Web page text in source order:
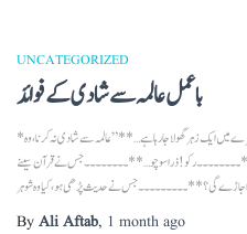
UNCATEGORIZED
با عمل عالمہ سے شادی کے فوائد
*۔۔۔۔۔”با عمل عالمہ سے شادی…”**۔۔۔۔۔۔۔۔۔آج معاشرے میں ایک زہر گھولا جا رہا ہے…**”عالمہ سے شادی نہ کرنا، وہ
ذرا سوچو…**۔۔۔۔۔۔۔۔جس نے قرآن سینے
گھر اجاڑے گی؟**۔۔۔۔۔۔۔۔۔جس نے حدیث پڑھی ہو، کیا وہ شوہر
By Ali Aftab, 1 month ago